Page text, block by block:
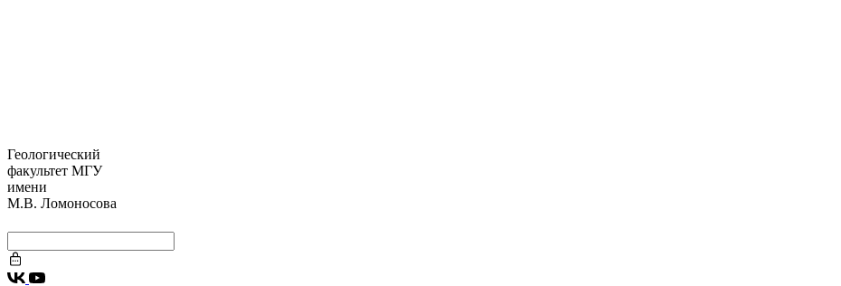
Геологический
факультет МГУ
имени
М.В. Ломоносова